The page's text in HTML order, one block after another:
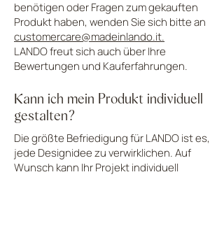
benötigen oder Fragen zum gekauften
Produkt haben, wenden Sie sich bitte an
customercare@madeinlando.it.
LANDO freut sich auch über Ihre
Bewertungen und Kauferfahrungen.
Kann ich mein Produkt individuell
gestalten?
Die größte Befriedigung für LANDO ist es,
jede Designidee zu verwirklichen. Auf
Wunsch kann Ihr Projekt individuell